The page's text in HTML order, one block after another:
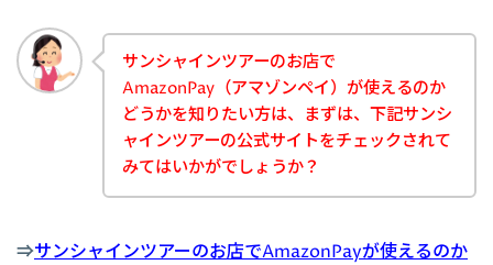
サンシャインツアーのお店で
AmazonPay（アマゾンペイ）が使えるのか
どうかを知りたい方は、まずは、下記サンシ
ャインツアーの公式サイトをチェックされて
みてはいかがでしょうか？
⇒サンシャインツアーのお店でAmazonPayが使えるのか